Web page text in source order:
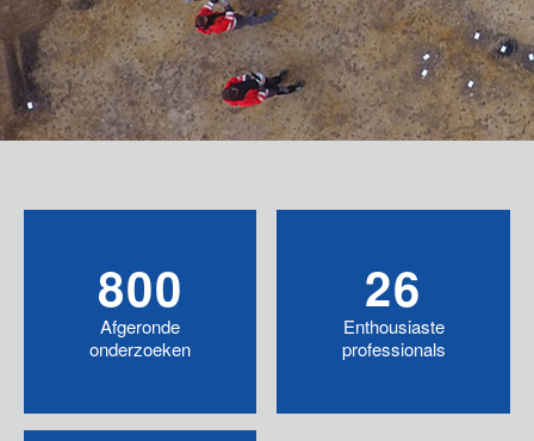
800
Afgeronde
onderzoeken
26
Enthousiaste
professionals